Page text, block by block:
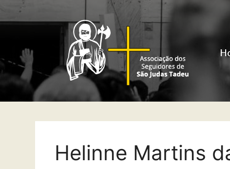
Helinne Martins